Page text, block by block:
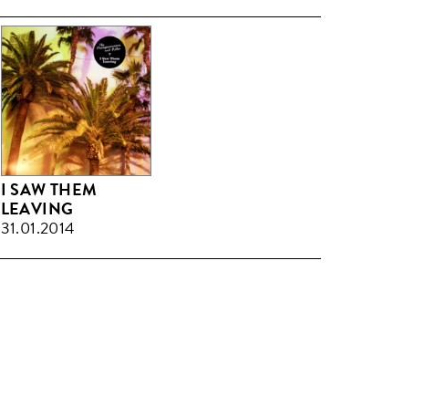
I SAW THEM
LEAVING
31.01.2014